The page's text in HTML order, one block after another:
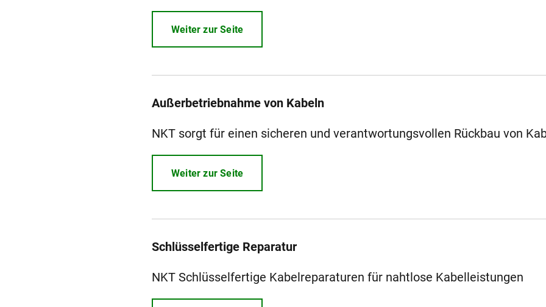
Weiter zur Seite
Außerbetriebnahme von Kabeln
NKT sorgt für einen sicheren und verantwortungsvollen Rückbau von
Weiter zur Seite
Schlüsselfertige Reparatur
NKT Schlüsselfertige Kabelreparaturen für nahtlose Kabelleistungen